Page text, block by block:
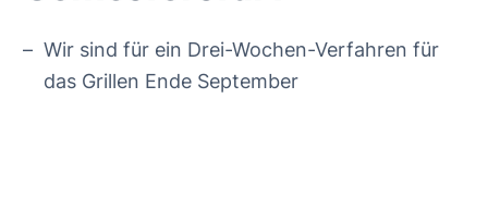
Wir sind für ein Drei-Wochen-Verfahren für
das Grillen Ende September